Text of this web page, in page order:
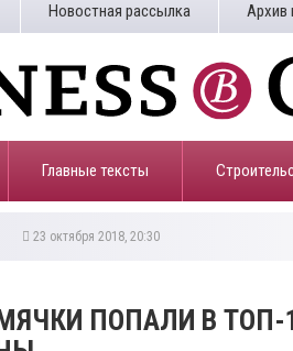
Новостная рассылка Архив
Главные тексты
23 октября 2018, 20:30
ПОПАЛИ В